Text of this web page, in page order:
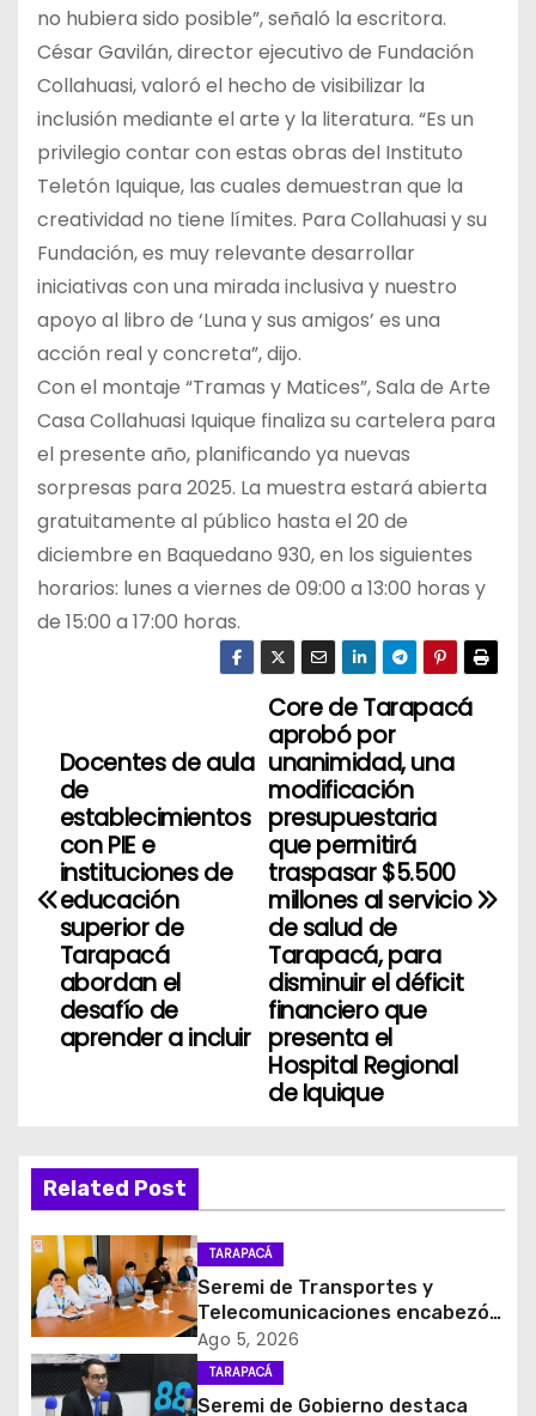
no hubiera sido posible”, señaló la escritora.
César Gavilán, director ejecutivo de Fundación
Collahuasi, valoró el hecho de visibilizar la
inclusión mediante el arte y la literatura. “Es un
privilegio contar con estas obras del Instituto
Teletón Iquique, las cuales demuestran que la
creatividad no tiene límites. Para Collahuasi y su
Fundación, es muy relevante desarrollar
iniciativas con una mirada inclusiva y nuestro
apoyo al libro de ‘Luna y sus amigos’ es una
acción real y concreta”, dijo.
Con el montaje “Tramas y Matices”, Sala de Arte
Casa Collahuasi Iquique finaliza su cartelera para
el presente año, planificando ya nuevas
sorpresas para 2025. La muestra estará abierta
gratuitamente al público hasta el 20 de
diciembre en Baquedano 930, en los siguientes
horarios: lunes a viernes de 09:00 a 13:00 horas y
de 15:00 a 17:00 horas.
g
n
d
e
e
n
Core de Tarapacá
aprobó por
unanimidad, una
modificación
presupuestaria
que permitirá
traspasar $5.500
millones al servicio
de salud de
Tarapacá, para
disminuir el déficit
financiero que
presenta el
Hospital Regional
de Iquique
Docentes de aula
de
establecimientos
con PIE e
instituciones de
educación
superior de
Tarapacá
abordan el
desafío de
aprender a incluir
Related Post
TARAPACÁ
Seremi de Transportes y
Telecomunicaciones encabezó
primera mesa de coordinación
para el retiro de cables en
desuso en Iquique
Ago 5, 2026
TARAPACÁ
Seremi de Gobierno destaca